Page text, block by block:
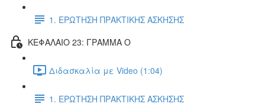
1. ΕΡΩΤΗΣΗ ΠΡΑΚΤΙΚΗΣ ΑΣΚΗΣΗΣ
ΚΕΦΑΛΑΙΟ 23: ΓΡΑΜΜΑ Ο
Διδασκαλία με Video (1:04)
1. ΕΡΩΤΗΣΗ ΠΡΑΚΤΙΚΗΣ ΑΣΚΗΣΗΣ